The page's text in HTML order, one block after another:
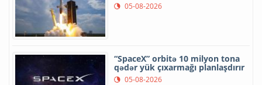
05-08-2026
“SpaceX” orbitə 10 milyon tona
qədər yük çıxarmağı planlaşdırır
05-08-2026